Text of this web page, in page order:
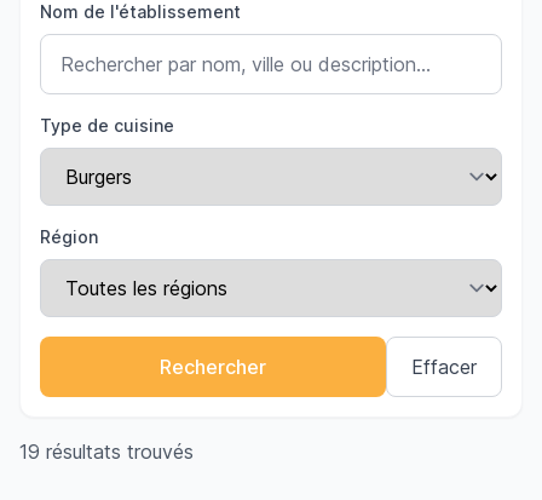
Nom de l'établissement
Type de cuisine
Région
Effacer
19 résultats trouvés